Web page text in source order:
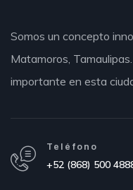
Somos un concepto
Matamoros, Tamaulipas.
importante en esta
Teléfono
+52 (868) 500